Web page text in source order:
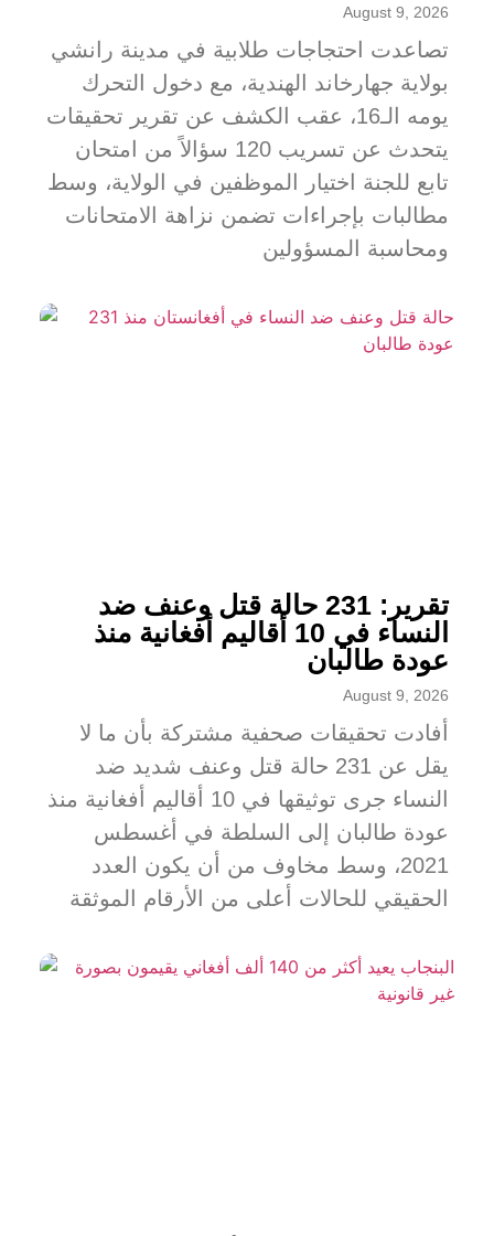
August 9, 2026
تصاعدت احتجاجات طلابية في مدينة رانشي
بولاية جهارخاند الهندية، مع دخول التحرك
يومه الـ16، عقب الكشف عن تقرير تحقيقات
يتحدث عن تسريب 120 سؤالاً من امتحان
تابع للجنة اختيار الموظفين في الولاية، وسط
مطالبات بإجراءات تضمن نزاهة الامتحانات
ومحاسبة المسؤولين
تقرير: 231 حالة قتل وعنف ضد
النساء في 10 أقاليم أفغانية منذ
عودة طالبان
August 9, 2026
أفادت تحقيقات صحفية مشتركة بأن ما لا
يقل عن 231 حالة قتل وعنف شديد ضد
النساء جرى توثيقها في 10 أقاليم أفغانية منذ
عودة طالبان إلى السلطة في أغسطس
2021، وسط مخاوف من أن يكون العدد
الحقيقي للحالات أعلى من الأرقام الموثقة